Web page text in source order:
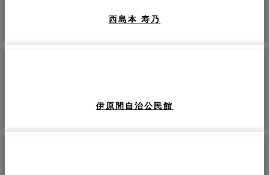
西島本 寿乃
伊原間自治公民館